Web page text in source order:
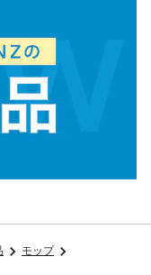
モップ